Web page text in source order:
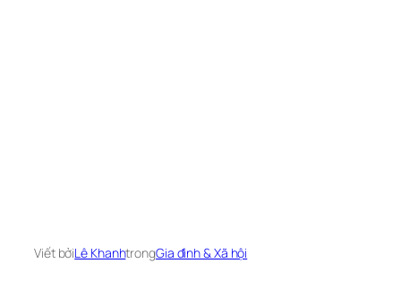
Viết bởiLê KhanhtrongGia đình & Xã hội